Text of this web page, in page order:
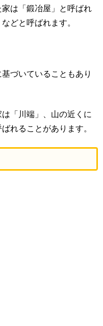
は「鍛冶屋」と呼ばれ
どと呼ばれます。
づいていることもあり
「川端」、山の近くに
れることがあります。